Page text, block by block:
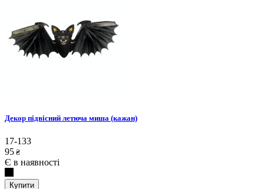
Декор підвісний летюча миша (кажан)
17-133
95 ₴
Є в наявності
Купити